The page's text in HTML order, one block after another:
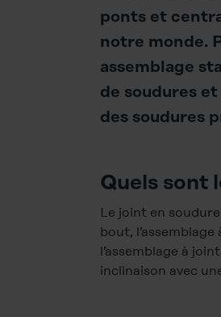
ponts et
notre monde.
assemblage
de soudures
des soudures
Quels sont
Le joint en
bout,
l’assemblage à
inclinaison avec